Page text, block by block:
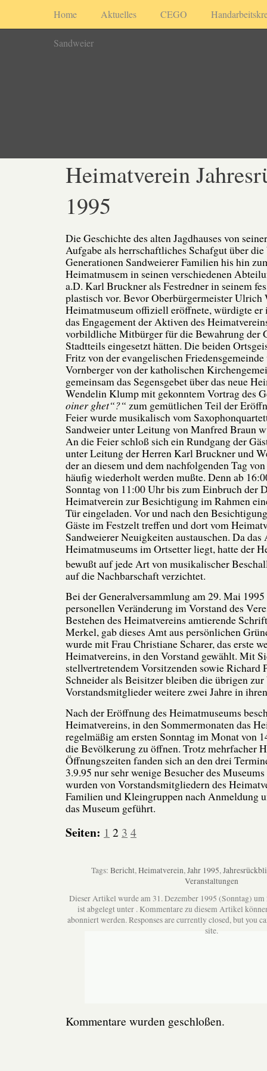
Home Aktuelles CEGO
Sandweier
Heimatverein
1995
Die Geschichte des alten Jagdhauses von
Aufgabe als herrschaftliches Schafgut über
Generationen Sandweierer Familien his hin
Heimatmusem in seinen verschiedenen
a.D. Karl Bruckner als Festredner in seinem
plastisch vor. Bevor Oberbürgermeister Ulrich
Heimatmuseum offiziell eröffnete, würdigte er
das Engagement der Aktiven des
vorbildliche Mitbürger für die Bewahrung der
Stadtteils eingesetzt hätten. Die beiden
Fritz von der evangelischen
Vornberger von der katholischen
gemeinsam das Segensgebet über das neue
Wendelin Klump mit gekonntem Vortrag des
oiner ghet“?“ zum gemütlichen Teil der
Feier wurde musikalisch vom
Sandweier unter Leitung von Manfred Braun
An die Feier schloß sich ein Rundgang der
unter Leitung der Herren Karl Bruckner und
der an diesem und dem nachfolgenden Tag
häufig wiederholt werden mußte. Denn ab
Sonntag von 11:00 Uhr bis zum Einbruch der
Heimatverein zur Besichtigung im Rahmen
Tür eingeladen. Vor und nach den
Gäste im Festzelt treffen und dort vom
Sandweierer Neuigkeiten austauschen. Da das
Heimatmuseums im Ortsetter liegt, hatte der
bewußt auf jede Art von musikalischer
auf die Nachbarschaft verzichtet.
Bei der Generalversammlung am 29. Mai
personellen Veränderung im Vorstand des
Bestehen des Heimatvereins amtierende
Merkel, gab dieses Amt aus persönlichen
wurde mit Frau Christiane Scharer, das erste
Heimatvereins, in den Vorstand gewählt. Mit
stellvertretendem Vorsitzenden sowie Richard
Schneider als Beisitzer bleiben die übrigen zur
Vorstandsmitglieder weitere zwei Jahre in
Nach der Eröffnung des Heimatmuseums
Heimatvereins, in den Sommermonaten das
regelmäßig am ersten Sonntag im Monat von
die Bevölkerung zu öffnen. Trotz mehrfacher
Öffnungszeiten fanden sich an den drei
3.9.95 nur sehr wenige Besucher des
wurden von Vorstandsmitgliedern des
Familien und Kleingruppen nach Anmeldung
das Museum geführt.
Seiten: 1 2 3 4
Tags: Bericht,Heimatverein,Jahr 1995,
Veranstaltungen
Dieser Artikel wurde am 31. Dezember 1995 (Sonntag)
ist abgelegt unter . Kommentare zu diesem Artikel
abonniert werden. Responses are currently closed, but you
site.
Kommentare wurden geschloßen.